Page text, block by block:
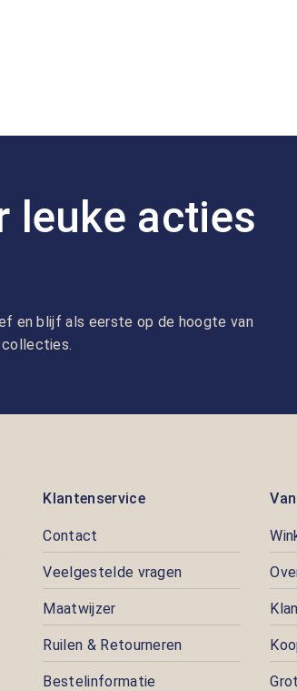
leuke acties
en blijf als eerste op de hoogte van
collecties.
Klantenservice
Contact
Veelgestelde vragen
Maatwijzer
Ruilen & Retourneren
Bestelinformatie